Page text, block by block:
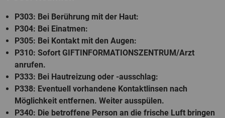
P303: Bei Berührung mit der Haut:
P304: Bei Einatmen:
P305: Bei Kontakt mit den Augen:
P310: Sofort GIFTINFORMATIONSZENTRUM/Arzt
anrufen.
P333: Bei Hautreizung oder -ausschlag:
P338: Eventuell vorhandene Kontaktlinsen nach
Möglichkeit entfernen. Weiter ausspülen.
P340: Die betroffene Person an die frische Luft bringen